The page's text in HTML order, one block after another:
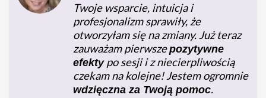
Twoje wsparcie, intuicja i
profesjonalizm sprawiły, że
otworzyłam się na zmiany. Już teraz
zauważam pierwszepozytywne
efektypo sesji i z niecierpliwością
czekam na kolejne! Jestem ogromnie
wdzięczna za Twoją pomoc.